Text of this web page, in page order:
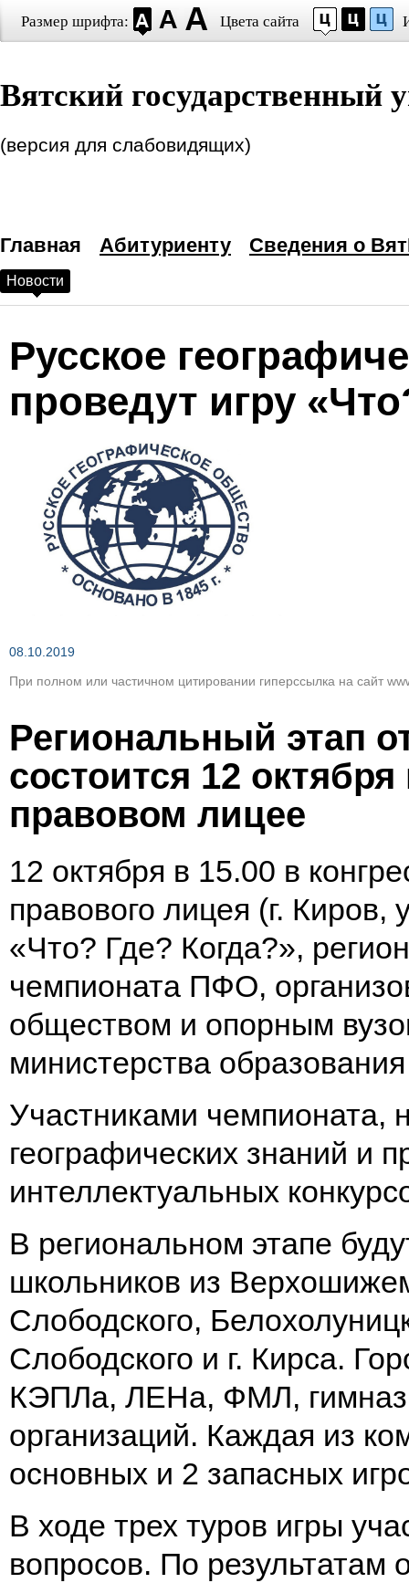
Размер шрифта: Цвета сайта
Выберите шрифт Arial Times New Roman
Интервал между буквами(Кернинг)
— Черным по белому
Белым по черному
Коричневым по бежевому
Зеленым по темно-коричневому
Вятский государственный
(версия для слабовидящих)
Главная Абитуриенту Сведения о
Новости
Русское
проведут игру
08.10.2019
При полном или частичном цитировании гиперссылка на сайт
Региональный этап
состоится 12
правовом лицее
12 октября в 15.00 в
правового лицея (г.
«Что? Где? Когда?»,
чемпионата ПФО,
обществом и опорным
министерства
Участниками чемпионата,
географических знаний и
интеллектуальных
В региональном этапе
школьников из
Слободского,
Слободского и г. Кирса.
КЭПЛа, ЛЕНа, ФМЛ,
организаций. Каждая из
основных и 2 запасных
В ходе трех туров игры
вопросов. По результатам